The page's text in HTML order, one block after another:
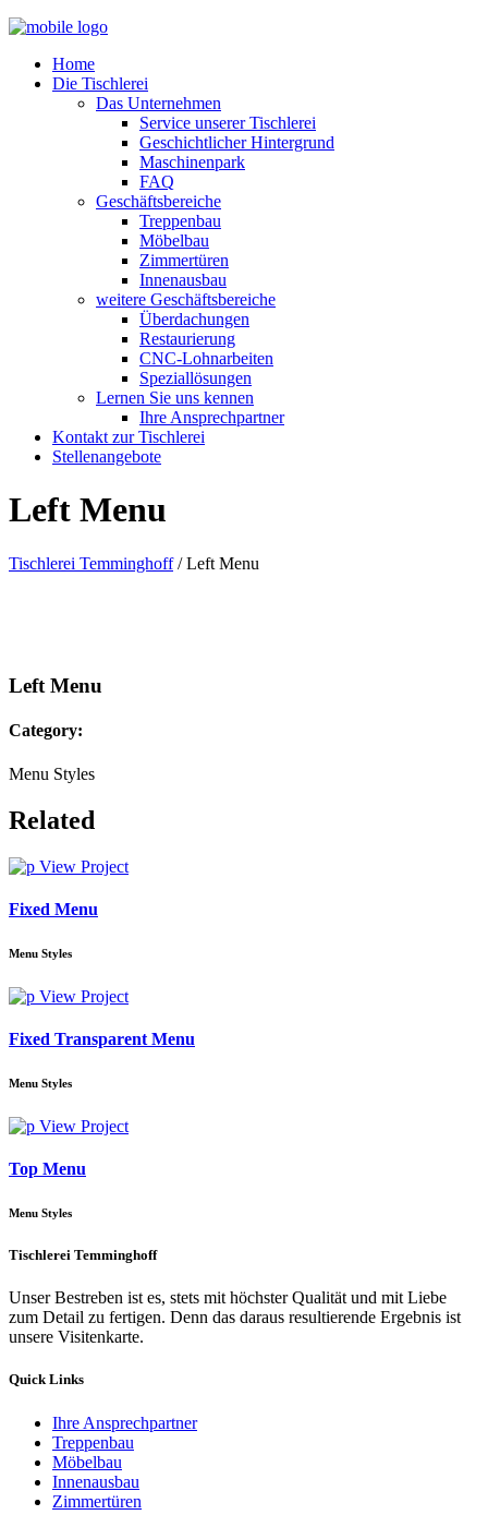
Home
Die Tischlerei
Das Unternehmen
Service unserer Tischlerei
Geschichtlicher Hintergrund
Maschinenpark
FAQ
Geschäftsbereiche
Treppenbau
Möbelbau
Zimmertüren
Innenausbau
weitere Geschäftsbereiche
Überdachungen
Restaurierung
CNC-Lohnarbeiten
Speziallösungen
Lernen Sie uns kennen
Ihre Ansprechpartner
Kontakt zur Tischlerei
Stellenangebote
Left Menu
Tischlerei Temminghoff/Left Menu
Left Menu
Category:
Menu Styles
Related
View Project
Fixed Menu
Menu Styles
View Project
Fixed Transparent Menu
Menu Styles
View Project
Top Menu
Menu Styles
Tischlerei Temminghoff
Unser Bestreben ist es, stets mit höchster Qualität und mit Liebe
zum Detail zu fertigen. Denn das daraus resultierende Ergebnis ist
unsere Visitenkarte.
Quick Links
Ihre Ansprechpartner
Treppenbau
Möbelbau
Innenausbau
Zimmertüren